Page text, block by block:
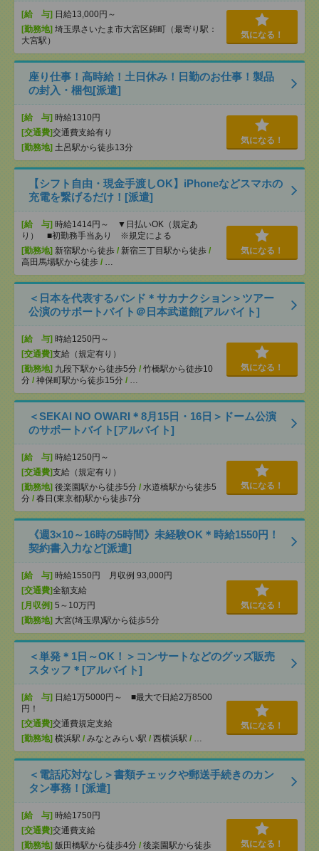
[給 与] 日給13,000円～
[勤務地] 埼玉県さいたま市大宮区錦町（最寄り駅：
大宮駅）
気になる！
座り仕事！高時給！土日休み！日勤のお仕事！製品
の封入・梱包[派遣]
[給 与] 時給1310円
[交通費]交通費支給有り
[勤務地] 土呂駅から徒歩13分
気になる！
【シフト自由・現金手渡しOK】iPhoneなどスマホの
充電を繋げるだけ！[派遣]
[給 与] 時給1414円～ ▼日払いOK（規定あ
り） ■初勤務手当あり ※規定による
[勤務地] 新宿駅から徒歩 / 新宿三丁目駅から徒歩 /
高田馬場駅から徒歩 / …
気になる！
＜日本を代表するバンド＊サカナクション＞ツアー
公演のサポートバイト＠日本武道館[アルバイト]
[給 与] 時給1250円～
[交通費]支給（規定有り）
[勤務地] 九段下駅から徒歩5分 / 竹橋駅から徒歩10
分 / 神保町駅から徒歩15分 / …
気になる！
＜SEKAI NO OWARI＊8月15日・16日＞ドーム公演
のサポートバイト[アルバイト]
[給 与] 時給1250円～
[交通費]支給（規定有り）
[勤務地] 後楽園駅から徒歩5分 / 水道橋駅から徒歩5
分 / 春日(東京都)駅から徒歩7分
気になる！
《週3×10～16時の5時間》未経験OK＊時給1550円！
契約書入力など[派遣]
[給 与] 時給1550円 月収例 93,000円
[交通費]全額支給
[月収例] 5～10万円
[勤務地] 大宮(埼玉県)駅から徒歩5分
気になる！
＜単発＊1日～OK！＞コンサートなどのグッズ販売
スタッフ＊[アルバイト]
[給 与] 日給1万5000円～ ■最大で日給2万8500
円！
[交通費]交通費規定支給
[勤務地] 横浜駅 / みなとみらい駅 / 西横浜駅 / …
気になる！
＜電話応対なし＞書類チェックや郵送手続きのカン
タン事務！[派遣]
[給 与] 時給1750円
[交通費]交通費支給
[勤務地] 飯田橋駅から徒歩4分 / 後楽園駅から徒歩
気になる！